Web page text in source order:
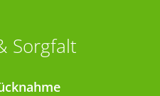
Sorgfalt